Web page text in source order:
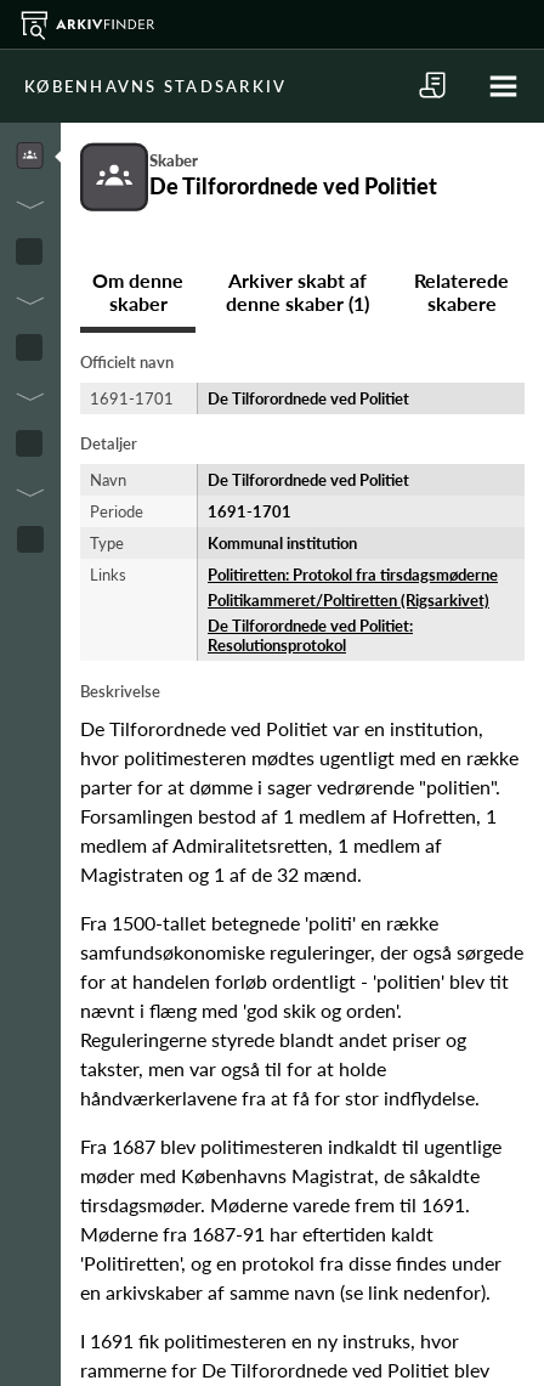
KØBENHAVNS STADSARKIV
Skaber
De Tilforordnede ved Politiet
Om denne
skaber
Arkiver skabt af
denne skaber (1)
Relaterede
skabere
Officielt navn
1691-1701
De Tilforordnede ved Politiet
Detaljer
Navn
De Tilforordnede ved Politiet
Periode
1691-​1701
Type
Kommunal institution
Links
Politiretten: Protokol fra tirsdagsmøderne
Politikammeret/Poltiretten (Rigsarkivet)
De Tilforordnede ved Politiet:
Resolutionsprotokol
Beskrivelse
De Tilforordnede ved Politiet var en institution,
hvor politimesteren mødtes ugentligt med en række
parter for at dømme i sager vedrørende "politien".
Forsamlingen bestod af 1 medlem af Hofretten, 1
medlem af Admiralitetsretten, 1 medlem af
Magistraten og 1 af de 32 mænd.
Fra 1500-tallet betegnede 'politi' en række
samfundsøkonomiske reguleringer, der også sørgede
for at handelen forløb ordentligt - 'politien' blev tit
nævnt i flæng med 'god skik og orden'.
Reguleringerne styrede blandt andet priser og
takster, men var også til for at holde
håndværkerlavene fra at få for stor indflydelse.
Fra 1687 blev politimesteren indkaldt til ugentlige
møder med Københavns Magistrat, de såkaldte
tirsdagsmøder. Møderne varede frem til 1691.
Møderne fra 1687-91 har eftertiden kaldt
'Politiretten', og en protokol fra disse findes under
en arkivskaber af samme navn (se link nedenfor).
I 1691 fik politimesteren en ny instruks, hvor
rammerne for De Tilforordnede ved Politiet blev